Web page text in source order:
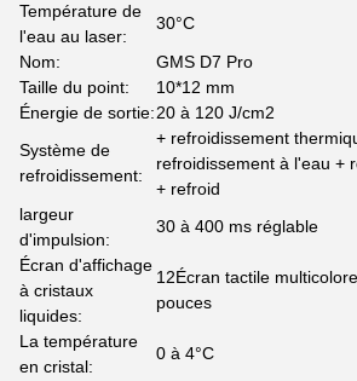
Température de
l'eau au laser:
30°C
Nom:
GMS D7 Pro
Taille du point:
10*12 mm
Énergie de sortie:20 à 120 J/cm2
Système de
refroidissement:
+ refroidissement
refroidissement à l'eau +
+ refroid
largeur
d'impulsion:
30 à 400 ms réglable
Écran d'affichage
à cristaux
liquides:
12Écran tactile
pouces
La température
en cristal:
0 à 4°C